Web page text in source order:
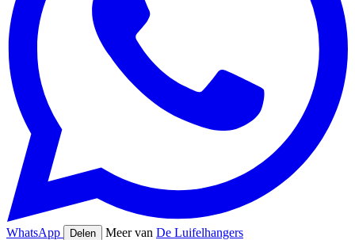
WhatsApp Delen Meer van De Luifelhangers